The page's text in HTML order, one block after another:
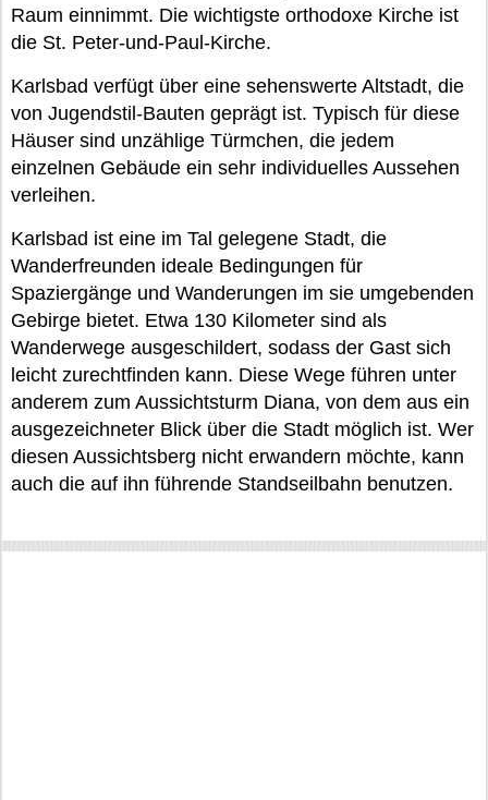
Raum einnimmt. Die wichtigste orthodoxe Kirche ist
die St. Peter-und-Paul-Kirche.
Karlsbad verfügt über eine sehenswerte Altstadt, die
von Jugendstil-Bauten geprägt ist. Typisch für diese
Häuser sind unzählige Türmchen, die jedem
einzelnen Gebäude ein sehr individuelles Aussehen
verleihen.
Karlsbad ist eine im Tal gelegene Stadt, die
Wanderfreunden ideale Bedingungen für
Spaziergänge und Wanderungen im sie umgebenden
Gebirge bietet. Etwa 130 Kilometer sind als
Wanderwege ausgeschildert, sodass der Gast sich
leicht zurechtfinden kann. Diese Wege führen unter
anderem zum Aussichtsturm Diana, von dem aus ein
ausgezeichneter Blick über die Stadt möglich ist. Wer
diesen Aussichtsberg nicht erwandern möchte, kann
auch die auf ihn führende Standseilbahn benutzen.